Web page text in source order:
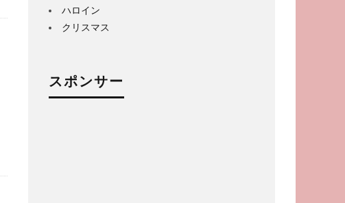
ハロイン
クリスマス
スポンサー